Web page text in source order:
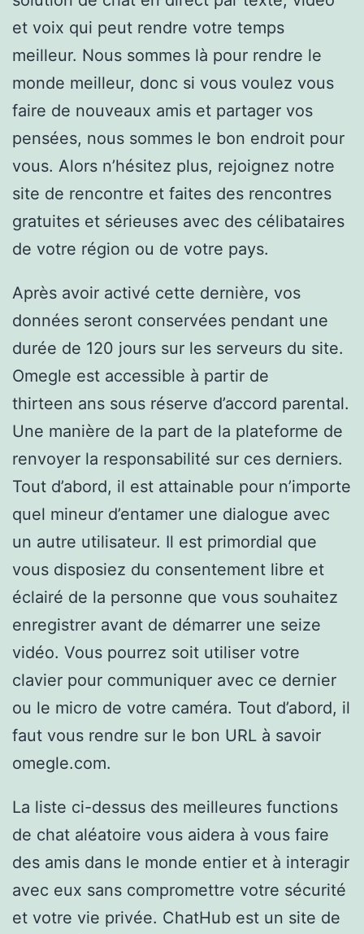
et voix qui peut rendre votre temps
meilleur. Nous sommes là pour rendre le
monde meilleur, donc si vous voulez vous
faire de nouveaux amis et partager vos
pensées, nous sommes le bon endroit pour
vous. Alors n’hésitez plus, rejoignez notre
site de rencontre et faites des rencontres
gratuites et sérieuses avec des célibataires
de votre région ou de votre pays.
Après avoir activé cette dernière, vos
données seront conservées pendant une
durée de 120 jours sur les serveurs du site.
Omegle est accessible à partir de
thirteen ans sous réserve d’accord parental.
Une manière de la part de la plateforme de
renvoyer la responsabilité sur ces derniers.
Tout d’abord, il est attainable pour n’importe
quel mineur d’entamer une dialogue avec
un autre utilisateur. Il est primordial que
vous disposiez du consentement libre et
éclairé de la personne que vous souhaitez
enregistrer avant de démarrer une seize
vidéo. Vous pourrez soit utiliser votre
clavier pour communiquer avec ce dernier
ou le micro de votre caméra. Tout d’abord, il
faut vous rendre sur le bon URL à savoir
omegle.com.
La liste ci-dessus des meilleures functions
de chat aléatoire vous aidera à vous faire
des amis dans le monde entier et à interagir
avec eux sans compromettre votre sécurité
et votre vie privée. ChatHub est un site de